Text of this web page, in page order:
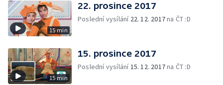
15 min
22. prosince 2017
Poslední vysílání 22. 12. 2017na ČT :D
15 min
15. prosince 2017
Poslední vysílání15. 12. 2017na ČT :D